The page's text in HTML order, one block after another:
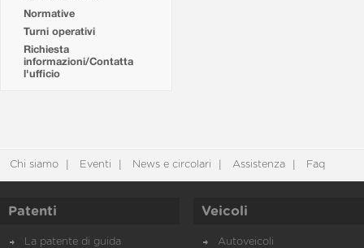
Normative
Turni operativi
Richiesta
informazioni/Contatta
l'ufficio
Chi siamo Eventi News e circolari Assistenza Faq
Patenti
La patente di guida
Veicoli
Autoveicoli